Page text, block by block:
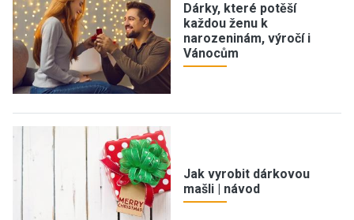
Dárky, které potěší
každou ženu k
narozeninám, výročí i
Vánocům
Jak vyrobit dárkovou
mašli | návod